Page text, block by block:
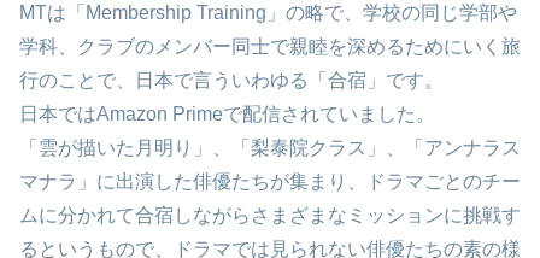
MTは「Membership Training」の略で、学校の同じ学部や
学科、クラブのメンバー同士で親睦を深めるためにいく旅
行のことで、日本で言ういわゆる「合宿」です。
日本ではAmazon Primeで配信されていました。
「雲が描いた月明り」、「梨泰院クラス」、「アンナラス
マナラ」に出演した俳優たちが集まり、ドラマごとのチー
ムに分かれて合宿しながらさまざまなミッションに挑戦す
るというもので、ドラマでは見られない俳優たちの素の様